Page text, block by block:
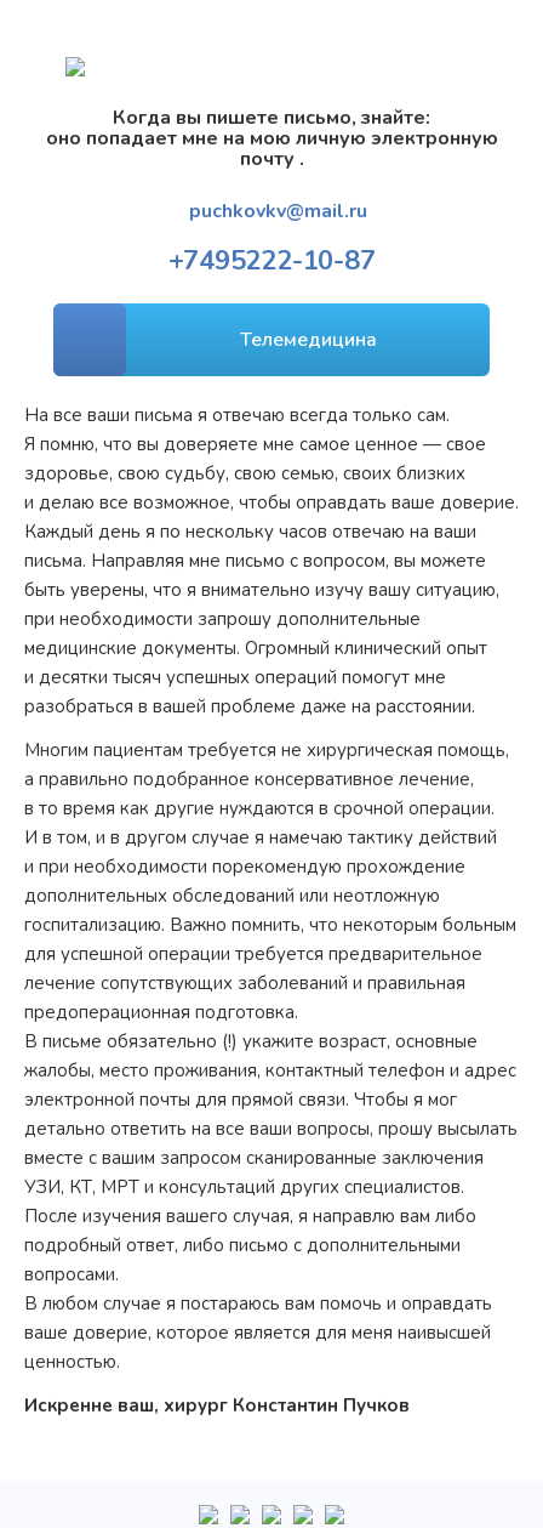
Когда вы пишете письмо, знайте:
оно попадает мне на мою личную электронную
почту .
puchkovkv@mail.ru
+7495222-10-87
Телемедицина
На все ваши письма я отвечаю всегда только сам.
Я помню, что вы доверяете мне самое ценное — свое
здоровье, свою судьбу, свою семью, своих близких
и делаю все возможное, чтобы оправдать ваше доверие.
Каждый день я по нескольку часов отвечаю на ваши
письма. Направляя мне письмо с вопросом, вы можете
быть уверены, что я внимательно изучу вашу ситуацию,
при необходимости запрошу дополнительные
медицинские документы. Огромный клинический опыт
и десятки тысяч успешных операций помогут мне
разобраться в вашей проблеме даже на расстоянии.
Многим пациентам требуется не хирургическая помощь,
а правильно подобранное консервативное лечение,
в то время как другие нуждаются в срочной операции.
И в том, и в другом случае я намечаю тактику действий
и при необходимости порекомендую прохождение
дополнительных обследований или неотложную
госпитализацию. Важно помнить, что некоторым больным
для успешной операции требуется предварительное
лечение сопутствующих заболеваний и правильная
предоперационная подготовка.
В письме обязательно (!) укажите возраст, основные
жалобы, место проживания, контактный телефон и адрес
электронной почты для прямой связи. Чтобы я мог
детально ответить на все ваши вопросы, прошу высылать
вместе с вашим запросом сканированные заключения
УЗИ, КТ, МРТ и консультаций других специалистов.
После изучения вашего случая, я направлю вам либо
подробный ответ, либо письмо с дополнительными
вопросами.
В любом случае я постараюсь вам помочь и оправдать
ваше доверие, которое является для меня наивысшей
ценностью.
Искренне ваш, хирург Константин Пучков